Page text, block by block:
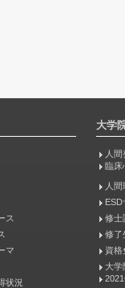
ス
マ
状況
大学
人
臨床
人
ESD
修士
修了
資格
大学